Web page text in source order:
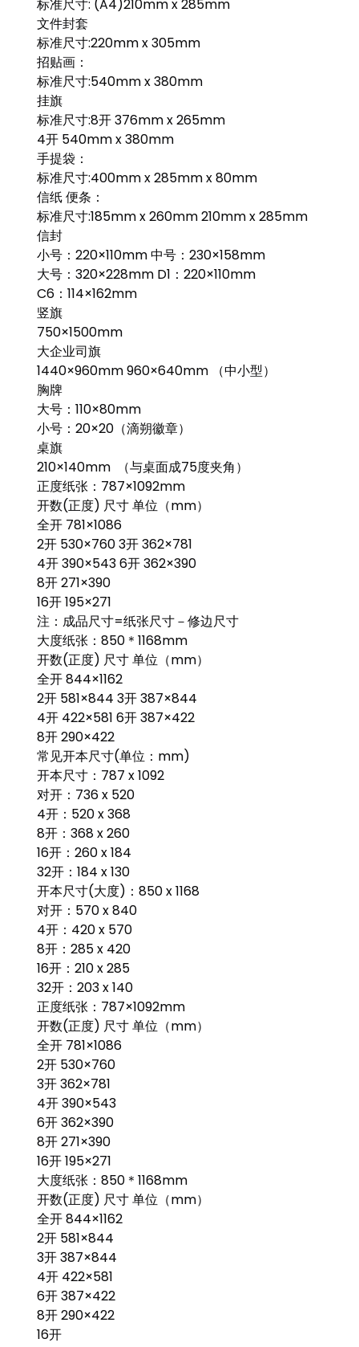
标准尺寸: (A4)210mm x 285mm
文件封套
标准尺寸:220mm x 305mm
招贴画：
标准尺寸:540mm x 380mm
挂旗
标准尺寸:8开 376mm x 265mm
4开 540mm x 380mm
手提袋：
标准尺寸:400mm x 285mm x 80mm
信纸 便条：
标准尺寸:185mm x 260mm 210mm x 285mm
信封
小号：220×110mm 中号：230×158mm
大号：320×228mm D1：220×110mm
C6：114×162mm
竖旗
750×1500mm
大企业司旗
1440×960mm 960×640mm （中小型）
胸牌
大号：110×80mm
小号：20×20（滴朔徽章）
桌旗
210×140mm （与桌面成75度夹角）
正度纸张：787×1092mm
开数(正度) 尺寸 单位（mm）
全开 781×1086
2开 530×760 3开 362×781
4开 390×543 6开 362×390
8开 271×390
16开 195×271
注：成品尺寸=纸张尺寸－修边尺寸
大度纸张：850＊1168mm
开数(正度) 尺寸 单位（mm）
全开 844×1162
2开 581×844 3开 387×844
4开 422×581 6开 387×422
8开 290×422
常见开本尺寸(单位：mm)
开本尺寸：787 x 1092
对开：736 x 520
4开：520 x 368
8开：368 x 260
16开：260 x 184
32开：184 x 130
开本尺寸(大度)：850 x 1168
对开：570 x 840
4开：420 x 570
8开：285 x 420
16开：210 x 285
32开：203 x 140
正度纸张：787×1092mm
开数(正度) 尺寸 单位（mm）
全开 781×1086
2开 530×760
3开 362×781
4开 390×543
6开 362×390
8开 271×390
16开 195×271
大度纸张：850＊1168mm
开数(正度) 尺寸 单位（mm）
全开 844×1162
2开 581×844
3开 387×844
4开 422×581
6开 387×422
8开 290×422
16开